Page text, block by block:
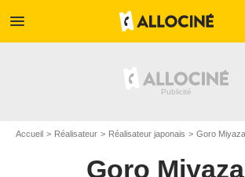
menu
Accueil Réalisateur Réalisateur japonais Goro
Goro